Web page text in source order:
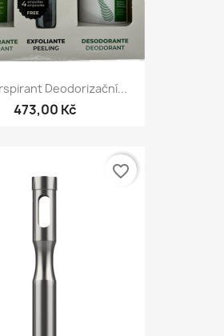
Deodorizační...
473,00 Kč
favorite_border